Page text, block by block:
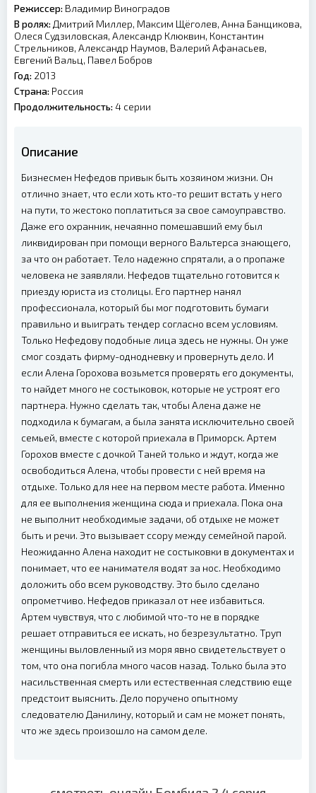
Режиссер: Владимир Виноградов
В ролях: Дмитрий Миллер, Максим Щёголев, Анна Банщикова,
Олеся Судзиловская, Александр Клюквин, Константин
Стрельников, Александр Наумов, Валерий Афанасьев,
Евгений Вальц, Павел Бобров
Год: 2013
Страна: Россия
Продолжительность: 4 серии
Описание
Бизнесмен Нефедов привык быть хозяином жизни. Он
отлично знает, что если хоть кто-то решит встать у него
на пути, то жестоко поплатиться за свое самоуправство.
Даже его охранник, нечаянно помешавший ему был
ликвидирован при помощи верного Вальтерса знающего,
за что он работает. Тело надежно спрятали, а о пропаже
человека не заявляли. Нефедов тщательно готовится к
приезду юриста из столицы. Его партнер нанял
профессионала, который бы мог подготовить бумаги
правильно и выиграть тендер согласно всем условиям.
Только Нефедову подобные лица здесь не нужны. Он уже
смог создать фирму-однодневку и провернуть дело. И
если Алена Горохова возьмется проверять его документы,
то найдет много не состыковок, которые не устроят его
партнера. Нужно сделать так, чтобы Алена даже не
подходила к бумагам, а была занята исключительно своей
семьей, вместе с которой приехала в Приморск. Артем
Горохов вместе с дочкой Таней только и ждут, когда же
освободиться Алена, чтобы провести с ней время на
отдыхе. Только для нее на первом месте работа. Именно
для ее выполнения женщина сюда и приехала. Пока она
не выполнит необходимые задачи, об отдыхе не может
быть и речи. Это вызывает ссору между семейной парой.
Неожиданно Алена находит не состыковки в документах и
понимает, что ее нанимателя водят за нос. Необходимо
доложить обо всем руководству. Это было сделано
опрометчиво. Нефедов приказал от нее избавиться.
Артем чувствуя, что с любимой что-то не в порядке
решает отправиться ее искать, но безрезультатно. Труп
женщины выловленный из моря явно свидетельствует о
том, что она погибла много часов назад. Только была это
насильственная смерть или естественная следствию еще
предстоит выяснить. Дело поручено опытному
следователю Данилину, который и сам не может понять,
что же здесь произошло на самом деле.